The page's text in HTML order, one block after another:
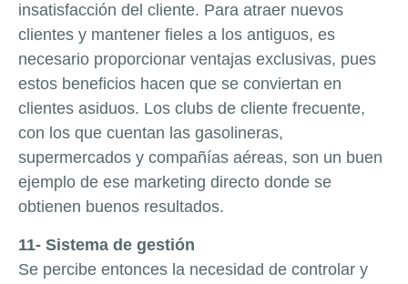
insatisfacción del cliente. Para atraer nuevos
clientes y mantener fieles a los antiguos, es
necesario proporcionar ventajas exclusivas, pues
estos beneficios hacen que se conviertan en
clientes asiduos. Los clubs de cliente frecuente,
con los que cuentan las gasolineras,
supermercados y compañías aéreas, son un buen
ejemplo de ese marketing directo donde se
obtienen buenos resultados.
11- Sistema de gestión
Se percibe entonces la necesidad de controlar y